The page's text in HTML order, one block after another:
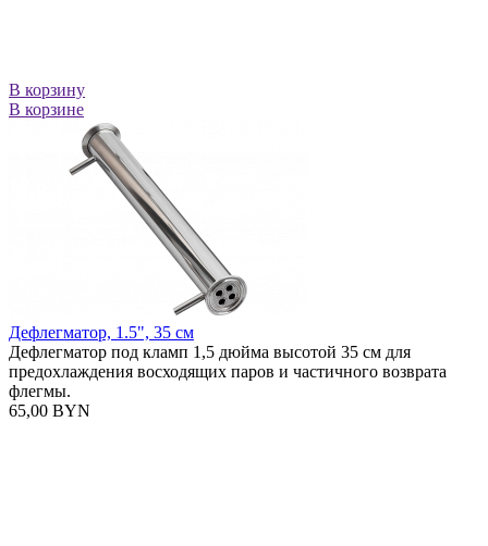
В корзину
В корзине
Дефлегматор, 1.5", 35 см
Дефлегматор под кламп 1,5 дюйма высотой 35 см для
предохлаждения восходящих паров и частичного возврата
флегмы.
65,00 BYN